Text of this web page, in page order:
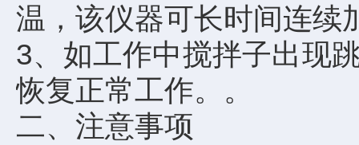
温，该仪器可长时间连续
3、如工作中搅拌子出现
恢复正常工作。。
二、注意事项